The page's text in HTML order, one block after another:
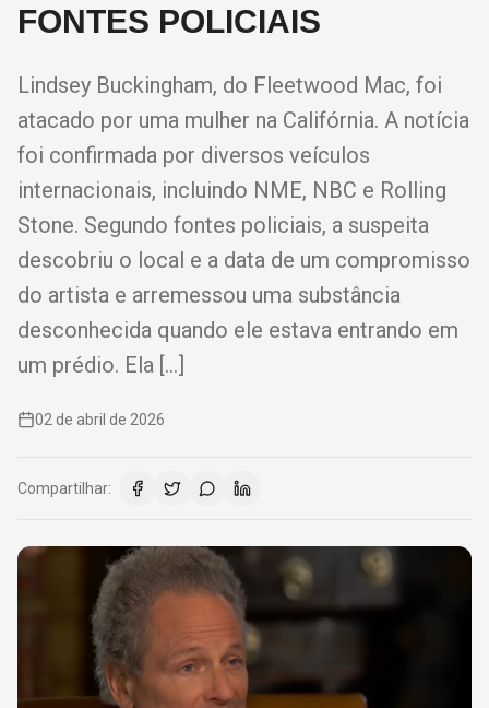
FONTES POLICIAIS
Lindsey Buckingham, do Fleetwood Mac, foi
atacado por uma mulher na Califórnia. A notícia
foi confirmada por diversos veículos
internacionais, incluindo NME, NBC e Rolling
Stone. Segundo fontes policiais, a suspeita
descobriu o local e a data de um compromisso
do artista e arremessou uma substância
desconhecida quando ele estava entrando em
um prédio. Ela […]
02 de abril de 2026
Compartilhar: